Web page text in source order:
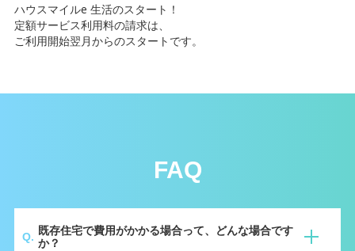
ハウスマイルe 生活のスタート！
定額サービス利用料の請求は、
ご利用開始翌月からのスタートです。
FAQ
既存住宅で費⽤がかかる場合って、どんな場合です
か？